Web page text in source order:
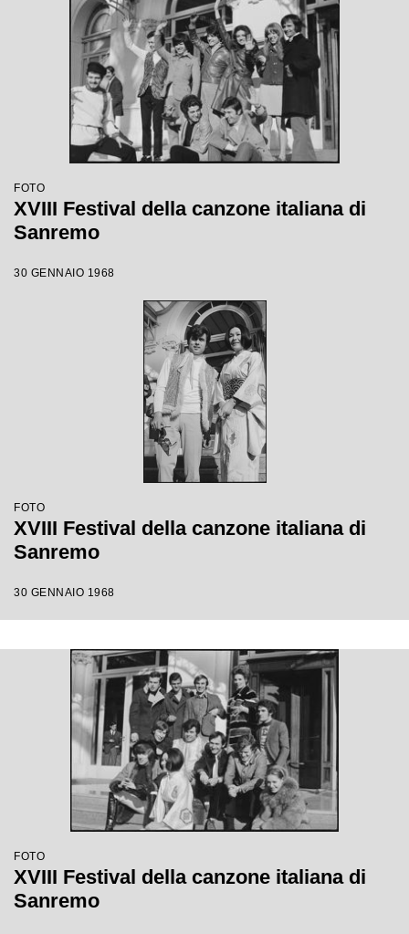
FOTO
XVIII Festival della canzone italiana di
Sanremo
30 GENNAIO 1968
FOTO
XVIII Festival della canzone italiana di
Sanremo
30 GENNAIO 1968
FOTO
XVIII Festival della canzone italiana di
Sanremo